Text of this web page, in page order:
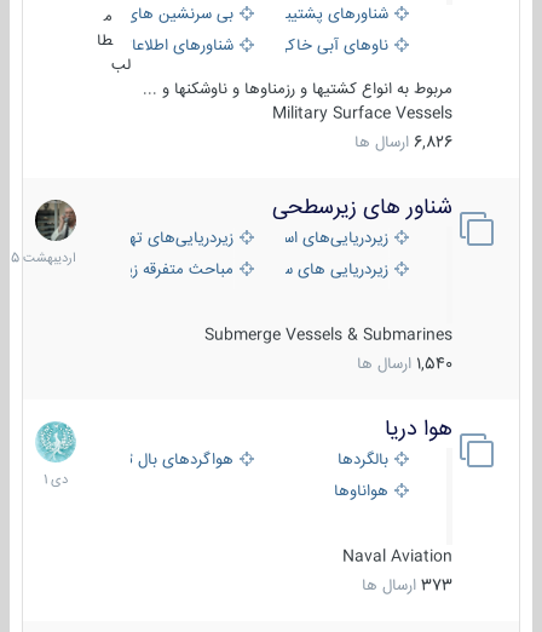
شناورهای پشتیبانی
بی سرنشین های دریایی
ناوهای آبی خاکی و نیروبرشناورهای اطلاعاتی و جاسوسی
طا
لب
مربوط به انواع کشتیها و رزمناوها و ناوشکنها و ...
Military Surface Vessels
6,826 ارسال ها
شناور های زیرسطحی
زیردریایی‌های استراتژیکزیردریایی‌های تهاجمی
زیردریایی های سبک
مباحث متفرقه زیرسطحی
Submerge Vessels & Submarines
1,540 ارسال ها
31
1405
هوا دریا
بالگردها
هواگردهای بال ثابت
هواناوها
Naval Aviation
373 ارسال ها
12
دی
1401